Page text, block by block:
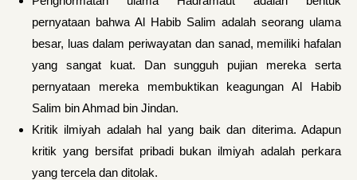
pernyataan bahwa Al Habib Salim adalah seorang ulama
besar, luas dalam periwayatan dan sanad, memiliki hafalan
yang sangat kuat. Dan sungguh pujian mereka serta
pernyataan mereka membuktikan keagungan Al Habib
Salim bin Ahmad bin Jindan.
Kritik ilmiyah adalah hal yang baik dan diterima. Adapun
kritik yang bersifat pribadi bukan ilmiyah adalah perkara
yang tercela dan ditolak.